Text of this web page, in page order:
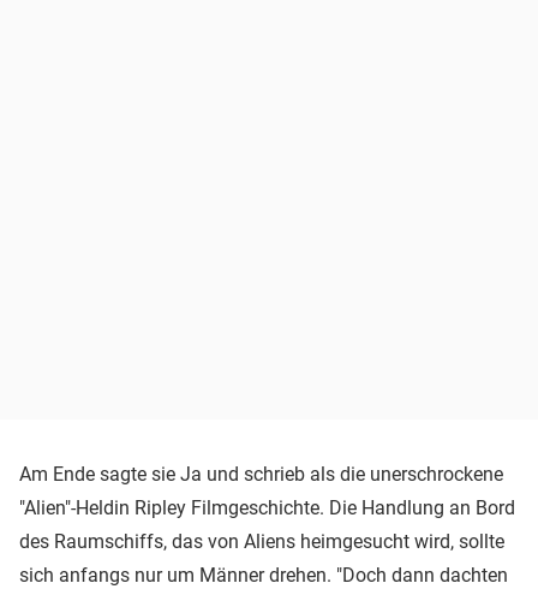
Am Ende sagte sie Ja und schrieb als die unerschrockene
"Alien"-Heldin Ripley Filmgeschichte. Die Handlung an Bord
des Raumschiffs, das von Aliens heimgesucht wird, sollte
sich anfangs nur um Männer drehen. "Doch dann dachten